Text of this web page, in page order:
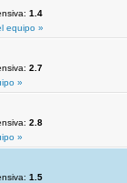
1.4
equipo »
2.7
»
2.8
»
1.5